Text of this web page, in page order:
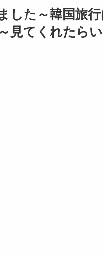
した～韓国旅
見てくれたら